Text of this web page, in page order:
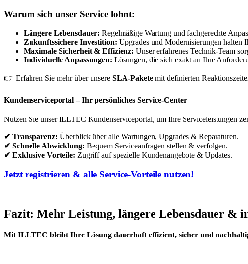
Warum sich unser Service lohnt:
Längere Lebensdauer: Regelmäßige Wartung und fachgerechte
Zukunftssichere Investition: Upgrades und Modernisierungen halten
Maximale Sicherheit & Effizienz: Unser erfahrenes Technik-Team
Individuelle Anpassungen: Lösungen, die sich exakt an Ihre
👉 Erfahren Sie mehr über unsere SLA-Pakete mit definierten
Kundenserviceportal – Ihr persönliches Service-Center
Nutzen Sie unser ILLTEC Kundenserviceportal, um Ihre Serviceleistungen
✔ Transparenz: Überblick über alle Wartungen, Upgrades & Reparaturen.
✔ Schnelle Abwicklung: Bequem Serviceanfragen stellen & verfolgen.
✔ Exklusive Vorteile: Zugriff auf spezielle Kundenangebote & Updates.
Jetzt registrieren & alle Service-Vorteile nutzen!
Fazit: Mehr Leistung, längere Lebensdauer &
Mit ILLTEC bleibt Ihre Lösung dauerhaft effizient, sicher und